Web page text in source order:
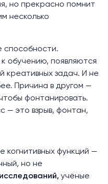
но прекрасно помнит
несколько
способности.
обучению, появляются
креативных задач. И не
Причина в другом —
фонтанировать.
— это взрыв, фонтан,
когнитивных функций —
но не
исследований, учёные